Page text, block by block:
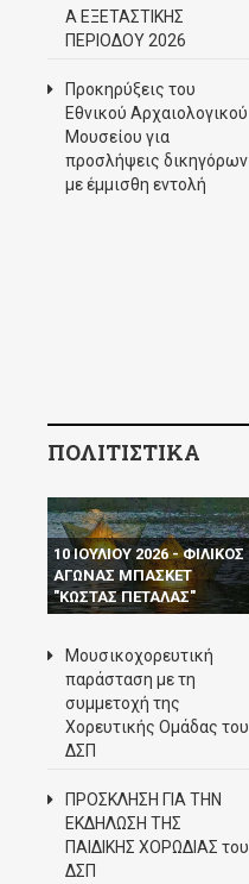
Α ΕΞΕΤΑΣΤΙΚΗΣ
ΠΕΡΙΟΔΟΥ 2026
Προκηρύξεις του
Εθνικού Αρχαιολογικού
Μουσείου για
προσλήψεις δικηγόρων
με έμμισθη εντολή
ΠΟΛΙΤΙΣΤΙΚΑ
10 ΙΟΥΛΙΟΥ 2026 - ΦΙΛΙΚΟΣ
ΑΓΩΝΑΣ ΜΠΑΣΚΕΤ
"ΚΩΣΤΑΣ ΠΕΤΑΛΑΣ"
Μουσικοχορευτική
παράσταση με τη
συμμετοχή της
Χορευτικής Ομάδας του
ΔΣΠ
ΠΡΟΣΚΛΗΣΗ ΓΙΑ ΤΗΝ
ΕΚΔΗΛΩΣΗ ΤΗΣ
ΠΑΙΔΙΚΗΣ ΧΟΡΩΔΙΑΣ του
ΔΣΠ